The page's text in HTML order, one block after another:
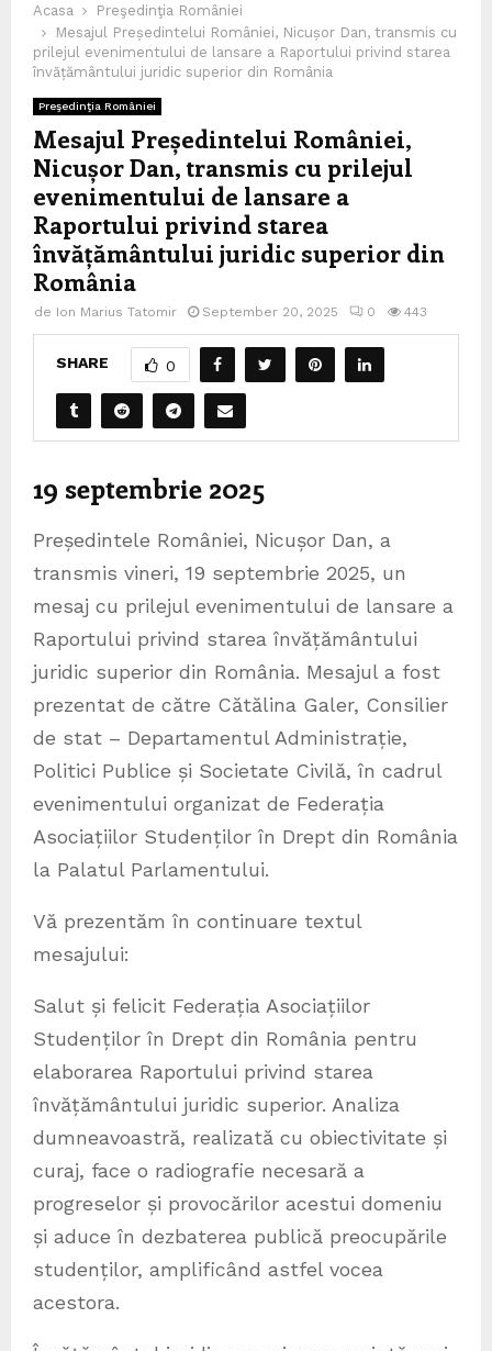
Acasa
Preşedinţia României
Mesajul Președintelui României, Nicușor Dan, transmis cu
prilejul evenimentului de lansare a Raportului privind starea
învățământului juridic superior din România
Preşedinţia României
Mesajul Președintelui României,
Nicușor Dan, transmis cu prilejul
evenimentului de lansare a
Raportului privind starea
învățământului juridic superior din
România
de Ion Marius Tatomir September 20, 2025 0 443
SHARE 0
19 septembrie 2025
Președintele României, Nicușor Dan, a
transmis vineri, 19 septembrie 2025, un
mesaj cu prilejul evenimentului de lansare a
Raportului privind starea învățământului
juridic superior din România. Mesajul a fost
prezentat de către Cătălina Galer, Consilier
de stat – Departamentul Administrație,
Politici Publice și Societate Civilă, în cadrul
evenimentului organizat de Federația
Asociațiilor Studenților în Drept din România
la Palatul Parlamentului.
Vă prezentăm în continuare textul
mesajului:
Salut și felicit Federația Asociațiilor
Studenților în Drept din România pentru
elaborarea Raportului privind starea
învățământului juridic superior. Analiza
dumneavoastră, realizată cu obiectivitate și
curaj, face o radiografie necesară a
progreselor și provocărilor acestui domeniu
și aduce în dezbaterea publică preocupările
studenților, amplificând astfel vocea
acestora.